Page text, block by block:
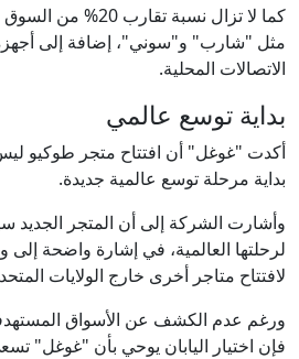
كما لا تزال نسبة
مثل "شارب" و"سوني"، إضافة إلى
الاتصالات المحلية.
بداية توسع عالمي
أكدت "غوغل" أن افتتاح متجر طوكيو
بداية مرحلة توسع عالمية جديدة.
وأشارت الشركة إلى أن المتجر الجديد
لرحلتها العالمية، في إشارة واضحة
لافتتاح متاجر أخرى خارج الولايات
ورغم عدم الكشف عن الأسواق
فإن اختيار اليابان يوحي بأن "غوغل"